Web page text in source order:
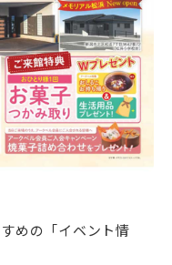
めの「イベント情